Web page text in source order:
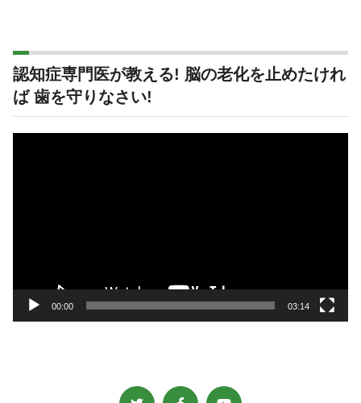
認知症専門医が教える! 脳の老化を止めたけれ
ば 歯を守りなさい!
00:00 03:14